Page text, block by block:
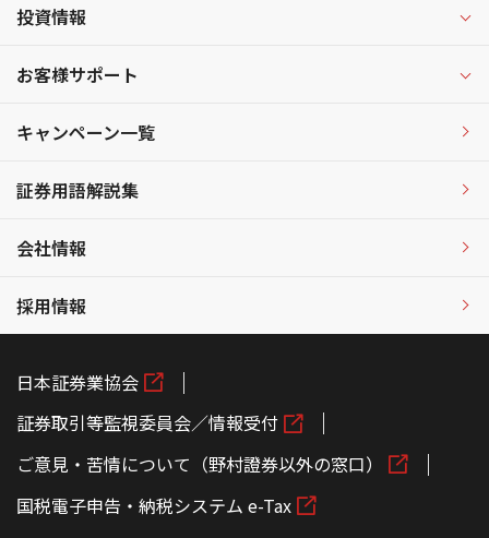
投資情報
お客様サポート
キャンペーン一覧
証券用語解説集
会社情報
採用情報
日本証券業協会
証券取引等監視委員会／情報受付
ご意見・苦情について（野村證券以外の窓口）
国税電子申告・納税システム e-Tax